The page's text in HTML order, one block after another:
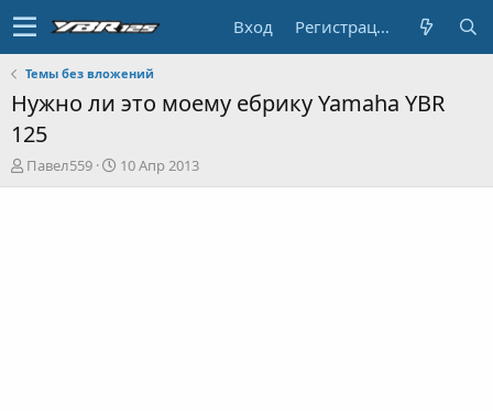
Вход Регистрация
Темы без вложений
Нужно ли это моему ебрику Yamaha YBR
125
А
в
Павел559
Д
а
10 Апр 2013